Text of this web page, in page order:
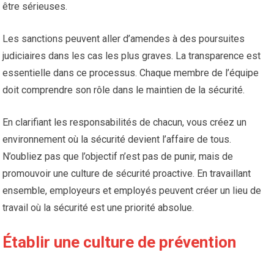
être sérieuses.
Les sanctions peuvent aller d’amendes à des poursuites
judiciaires dans les cas les plus graves. La transparence est
essentielle dans ce processus. Chaque membre de l’équipe
doit comprendre son rôle dans le maintien de la sécurité.
En clarifiant les responsabilités de chacun, vous créez un
environnement où la sécurité devient l’affaire de tous.
N’oubliez pas que l’objectif n’est pas de punir, mais de
promouvoir une culture de sécurité proactive. En travaillant
ensemble, employeurs et employés peuvent créer un lieu de
travail où la sécurité est une priorité absolue.
Établir une culture de prévention